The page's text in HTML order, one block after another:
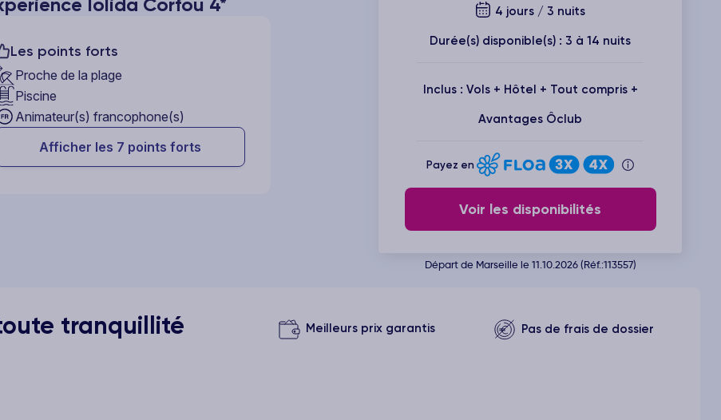
Les points forts
Proche de la plage
Piscine
Animateur(s) francophone(s)
Afficher les 7 points forts
4 jours / 3 nuits
Durée(s) disponible(s) : 3 à 14 nuits
Inclus : Vols + Hôtel + Tout compris +
Avantages Ôclub
Payez en
Voir les disponibilités
Départ de Marseille le 11.10.2026 (Réf.:113557)
tranquillité Meilleurs prix garantis Pas de frais de dossier